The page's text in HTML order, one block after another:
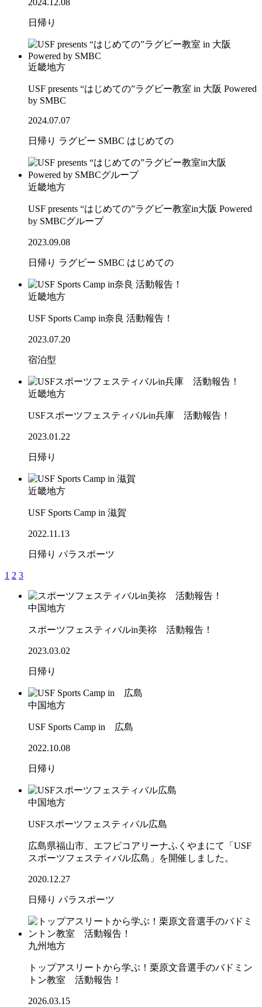
2024.12.08
日帰り
近畿地方
USF presents “はじめての”ラグビー教室 in 大阪 Powered
by SMBC
2024.07.07
日帰り ラグビー SMBC はじめての
近畿地方
USF presents “はじめての”ラグビー教室in大阪 Powered
by SMBCグループ
2023.09.08
日帰り ラグビー SMBC はじめての
近畿地方
USF Sports Camp in奈良 活動報告！
2023.07.20
宿泊型
近畿地方
USFスポーツフェスティバルin兵庫 活動報告！
2023.01.22
日帰り
近畿地方
USF Sports Camp in 滋賀
2022.11.13
日帰り パラスポーツ
1 2 3
中国地方
スポーツフェスティバルin美祢 活動報告！
2023.03.02
日帰り
中国地方
USF Sports Camp in 広島
2022.10.08
日帰り
中国地方
USFスポーツフェスティバル広島
広島県福山市、エフピコアリーナふくやまにて「USF
スポーツフェスティバル広島」を開催しました。
2020.12.27
日帰り パラスポーツ
九州地方
トップアスリートから学ぶ！栗原文音選手のバドミン
トン教室 活動報告！
2026.03.15